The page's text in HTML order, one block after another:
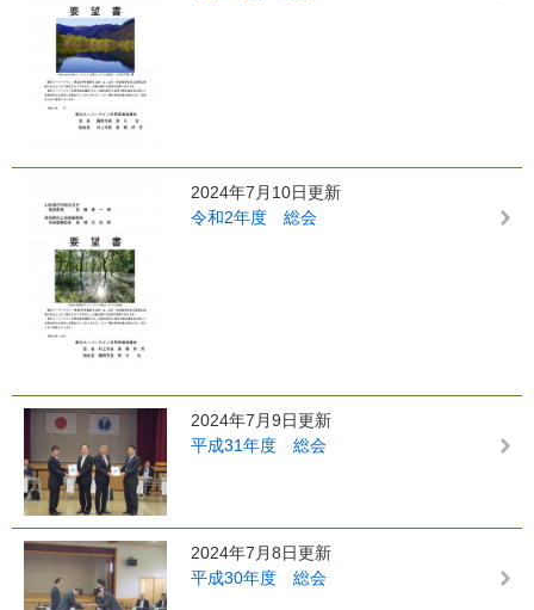
2024年7月10日更新
令和2年度 総会
2024年7月9日更新
平成31年度 総会
2024年7月8日更新
平成30年度 総会